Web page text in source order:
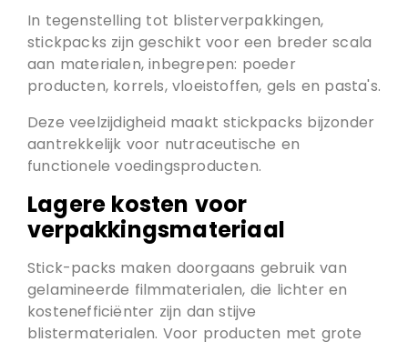
In tegenstelling tot blisterverpakkingen,
stickpacks zijn geschikt voor een breder scala
aan materialen, inbegrepen: poeder
producten, korrels, vloeistoffen, gels en pasta's.
Deze veelzijdigheid maakt stickpacks bijzonder
aantrekkelijk voor nutraceutische en
functionele voedingsproducten.
Lagere kosten voor
verpakkingsmateriaal
Stick-packs maken doorgaans gebruik van
gelamineerde filmmaterialen, die lichter en
kostenefficiënter zijn dan stijve
blistermaterialen. Voor producten met grote